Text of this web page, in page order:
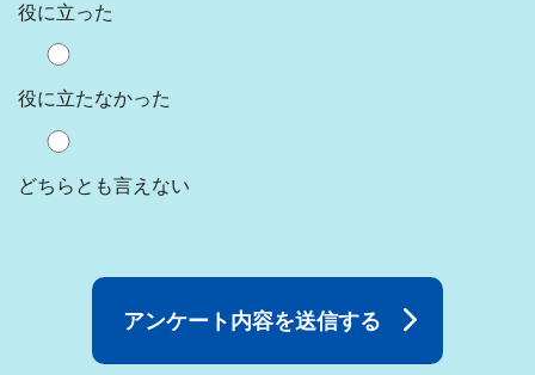
役に立った
役に立たなかった
どちらとも言えない